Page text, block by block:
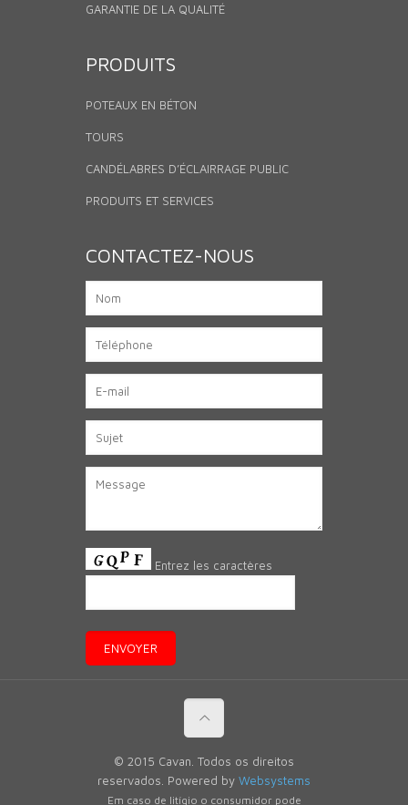
GARANTIE DE LA QUALITÉ
PRODUITS
POTEAUX EN BÉTON
TOURS
CANDÉLABRES D’ÉCLAIRRAGE PUBLIC
PRODUITS ET SERVICES
CONTACTEZ-NOUS
Entrez les caractères
© 2015 Cavan. Todos os direitos
reservados. Powered by Websystems
Em caso de litígio o consumidor pode